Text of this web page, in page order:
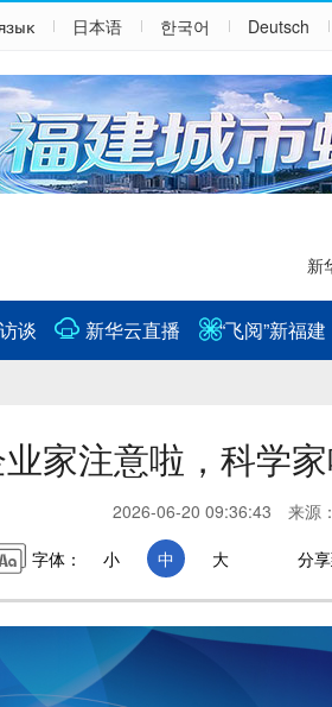
日本语 한국어 Deutsch
新
谈 新华云直播 “飞阅”新福建
家注意啦，科学
2026-06-20 09:36:43 来源
字体：
小 中 大 分享